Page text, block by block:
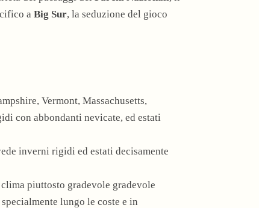
a Big Sur, la seduzione del gioco
Vermont, Massachusetts,
con abbondanti nevicate, ed estati
inverni rigidi ed estati decisamente
piuttosto gradevole gradevole
lungo le coste e in